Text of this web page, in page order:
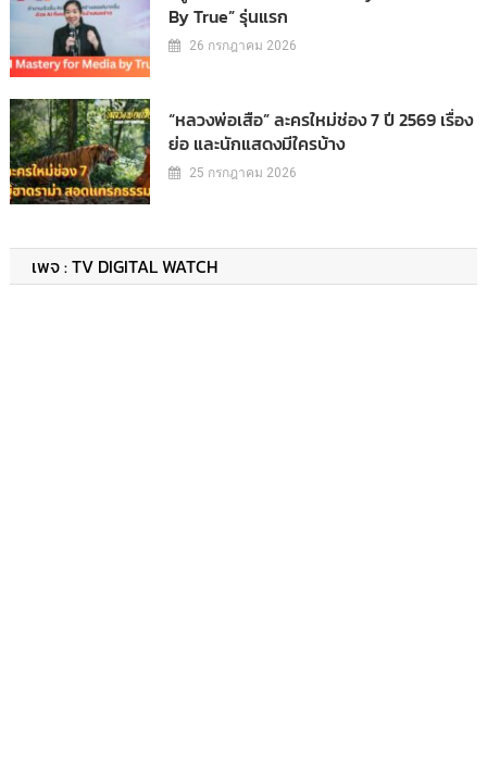
By True” รุ่นแรก
26 กรกฎาคม 2026
“หลวงพ่อเสือ” ละครใหม่ช่อง 7 ปี 2569 เรื่อง
ย่อ และนักแสดงมีใครบ้าง
25 กรกฎาคม 2026
เพจ : TV DIGITAL WATCH